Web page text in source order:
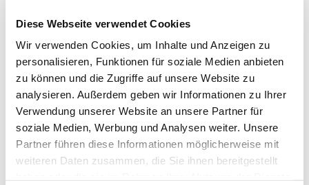
Diese Webseite verwendet Cookies
Wir verwenden Cookies, um Inhalte und Anzeigen zu
personalisieren, Funktionen für soziale Medien anbieten
zu können und die Zugriffe auf unsere Website zu
analysieren. Außerdem geben wir Informationen zu Ihrer
Verwendung unserer Website an unsere Partner für
soziale Medien, Werbung und Analysen weiter. Unsere
Partner führen diese Informationen möglicherweise mit
weiteren Daten zusammen, die Sie ihnen bereitgestellt
Ersthelfer darstellt, ist der Nutzen der Atemspende
bei nicht atmenden Kindern für ihre
Überlebenschance als deutlich höher einzustufen.
Medizinisches Fachpersonal soll sich durch
geeignete persönliche Schutzausrüstung
entsprechend der nationalen und lokalen Vorgaben
schützen, wenn Maßnahmen durchgeführt werden,
bei denen Aerosole entstehen können. Auch Laien
und Ersthelfer können bei Verfügbarkeit auf
entsprechende Produkte zurückgreifen (z.B.
Notfallbeatmungshilfen, die der DIN 13154
entsprechen).